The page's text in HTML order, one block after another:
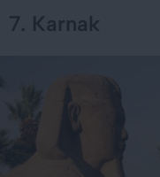
7. Karnak